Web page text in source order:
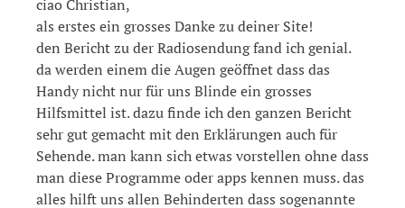
ciao Christian,
als erstes ein grosses Danke zu deiner Site!
den Bericht zu der Radiosendung fand ich genial.
da werden einem die Augen geöffnet dass das
Handy nicht nur für uns Blinde ein grosses
Hilfsmittel ist. dazu finde ich den ganzen Bericht
sehr gut gemacht mit den Erklärungen auch für
Sehende. man kann sich etwas vorstellen ohne dass
man diese Programme oder apps kennen muss. das
alles hilft uns allen Behinderten dass sogenannte